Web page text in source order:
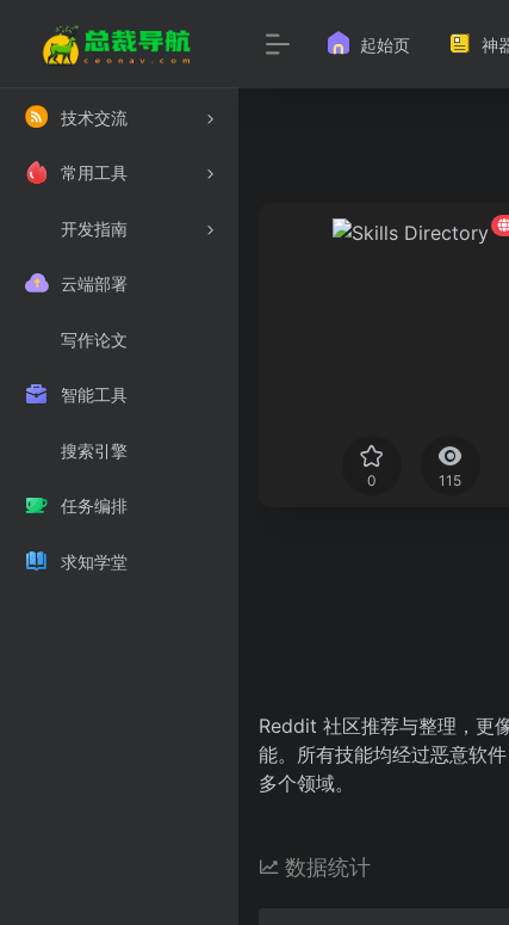
技术交流
常用工具
开发指南
云端部署
写作论文
智能工具
搜索引擎
任务编排
求知学堂
起始页 神
0 115
Reddit 社区推荐与整理，更
能。所有技能均经过恶意软
多个领域。
数据统计